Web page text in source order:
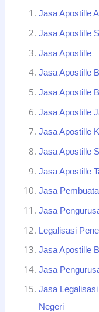
Jasa Apostille
Jasa Apostille
Jasa Apostille
Jasa Apostille
Jasa Apostille
Jasa Apostille
Jasa Apostille
Jasa Apostille
Jasa Apostille
Jasa
Jasa
Legalisasi
Jasa Apostille
Jasa
Jasa
Negeri